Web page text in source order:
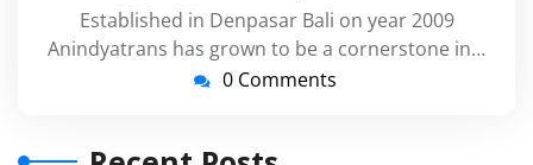
Established in Denpasar Bali on year 2009
Anindyatrans has grown to be a cornerstone in…
0 Comments